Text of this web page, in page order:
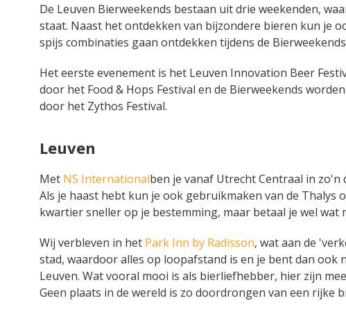
De Leuven Bierweekends bestaan uit drie weekenden,
staat. Naast het ontdekken van bijzondere bieren kun je
spijs combinaties gaan ontdekken tijdens de
Het eerste evenement is het Leuven Innovation Beer
door het Food & Hops Festival en de Bierweekends
door het Zythos Festival.
Leuven
Met NS Internationalben je vanaf Utrecht Centraal in
Als je haast hebt kun je ook gebruikmaken van de Thalys
kwartier sneller op je bestemming, maar betaal je wel wat
Wij verbleven in het Park Inn by Radisson, wat aan de
stad, waardoor alles op loopafstand is en je bent dan
Leuven. Wat vooral mooi is als bierliefhebber, hier zijn
Geen plaats in de wereld is zo doordrongen van een rijke